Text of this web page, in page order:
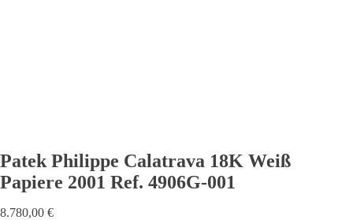
Patek Philippe Calatrava 18K Weiß
Papiere 2001 Ref. 4906G-001
8.780,00 €